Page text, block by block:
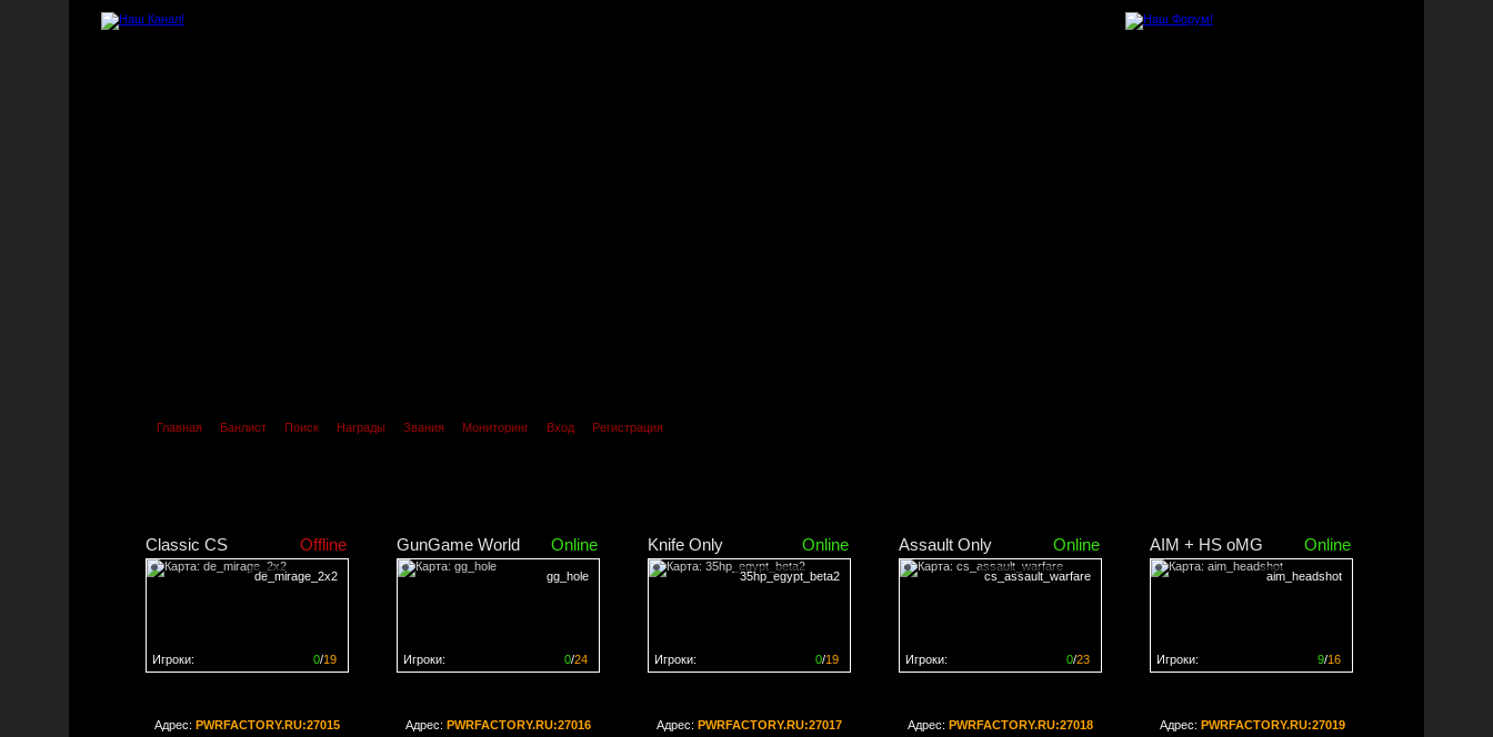
Главная Банлист Поиск Награды Звания Мониторинг Вход Регистрация
Classic CS Offline
de_mirage_2x2
0/19
Игроки:
GunGame World Online
gg_hole
0/24
Игроки:
Knife Only Online
35hp_egypt_beta2
0/19
Игроки:
Assault Only Online
cs_assault_warfare
0/23
Игроки:
AIM + HS oMG Online
aim_headshot
9/16
Игроки:
Адрес: PWRFACTORY.RU:27015
Адрес: PWRFACTORY.RU:27016
Адрес: PWRFACTORY.RU:27017
Адрес: PWRFACTORY.RU:27018
Адрес: PWRFACTORY.RU:27019